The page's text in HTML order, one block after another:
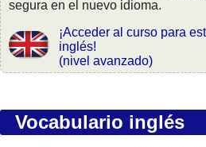
segura en el nuevo idioma.
¡Acceder al curso para
inglés!
(nivel avanzado)
Vocabulario inglés